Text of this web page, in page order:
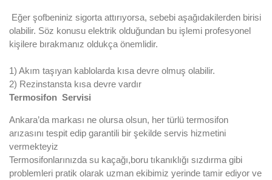
Eğer şofbeniniz sigorta attırıyorsa, sebebi aşağıdakilerden birisi
olabilir. Söz konusu elektrik olduğundan bu işlemi profesyonel
kişilere bırakmanız oldukça önemlidir.
1) Akım taşıyan kablolarda kısa devre olmuş olabilir.
2) Rezinstansta kısa devre vardır
Termosifon Servisi
Ankara’da markası ne olursa olsun, her türlü termosifon
arızasını tespit edip garantili bir şekilde servis hizmetini
vermekteyiz
Termosifonlarınızda su kaçağı,boru tıkanıklığı sızdırma gibi
problemleri pratik olarak uzman ekibimiz yerinde tamir ediyor ve